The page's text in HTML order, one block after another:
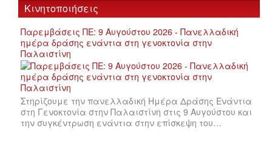
Κινητοποιήσεις
Παρεμβάσεις ΠΕ: 9 Αυγούστου 2026 - Πανελλαδική
ημέρα δράσης ενάντια στη γενοκτονία στην
Παλαιστίνη
Στηρίζουμε την πανελλαδική Ημέρα Δράσης Ενάντια
στη Γενοκτονία στην Παλαιστίνη στις 9 Αυγούστου και
την συγκέντρωση ενάντια στην επίσκεψη του…